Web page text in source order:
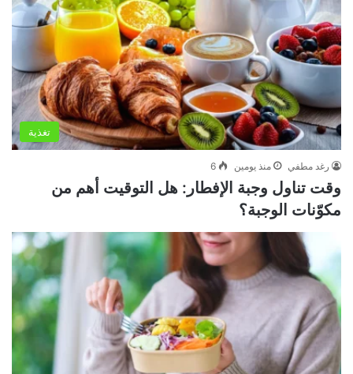
تغذية
رغد مطفي منذ يومين 6
وقت تناول وجبة الإفطار: هل التوقيت أهم من
مكوّنات الوجبة؟